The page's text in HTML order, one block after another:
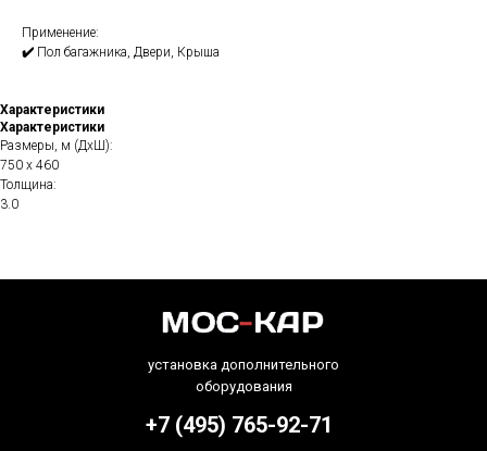
Применение:
✔️ Пол багажника, Двери, Крыша
Характеристики
Характеристики
Размеры, м (ДхШ):
750 х 460
Толщина:
3.0
+7 (495) 765-92-71
установка дополнительного
оборудования